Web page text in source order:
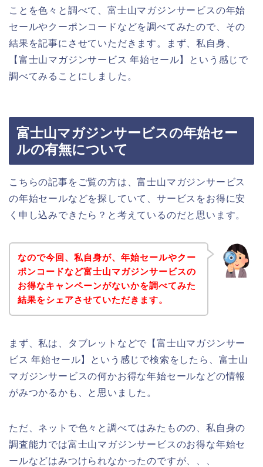
ことを色々と調べて、富士山マガジンサービスの年始
セールやクーポンコードなどを調べてみたので、その
結果を記事にさせていただきます。まず、私自身、
【富士山マガジンサービス 年始セール】という感じで
調べてみることにしました。
富士山マガジンサービスの年始セー
ルの有無について
こちらの記事をご覧の方は、富士山マガジンサービス
の年始セールなどを探していて、サービスをお得に安
く申し込みできたら？と考えているのだと思います。
なので今回、私自身が、年始セールやクー
ポンコードなど富士山マガジンサービスの
お得なキャンペーンがないかを調べてみた
結果をシェアさせていただきます。
まず、私は、タブレットなどで【富士山マガジンサー
ビス 年始セール】という感じで検索をしたら、富士山
マガジンサービスの何かお得な年始セールなどの情報
がみつかるかも、と思いました。
ただ、ネットで色々と調べてはみたものの、私自身の
調査能力では富士山マガジンサービスのお得な年始セ
ールなどはみつけられなかったのですが、、、